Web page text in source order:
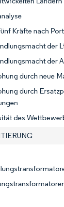
Kräfte nach
der
der
durch neue
durch
des